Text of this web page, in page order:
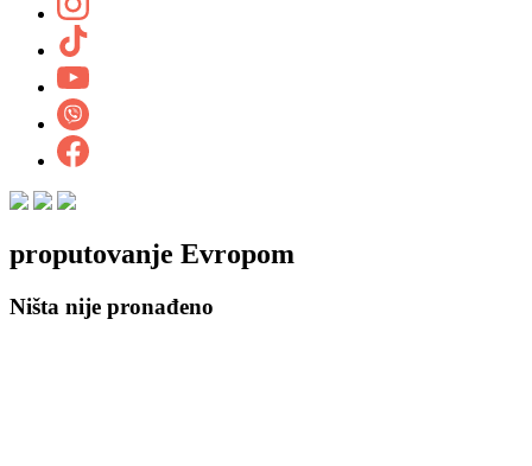
proputovanje Evropom
Ništa nije pronađeno